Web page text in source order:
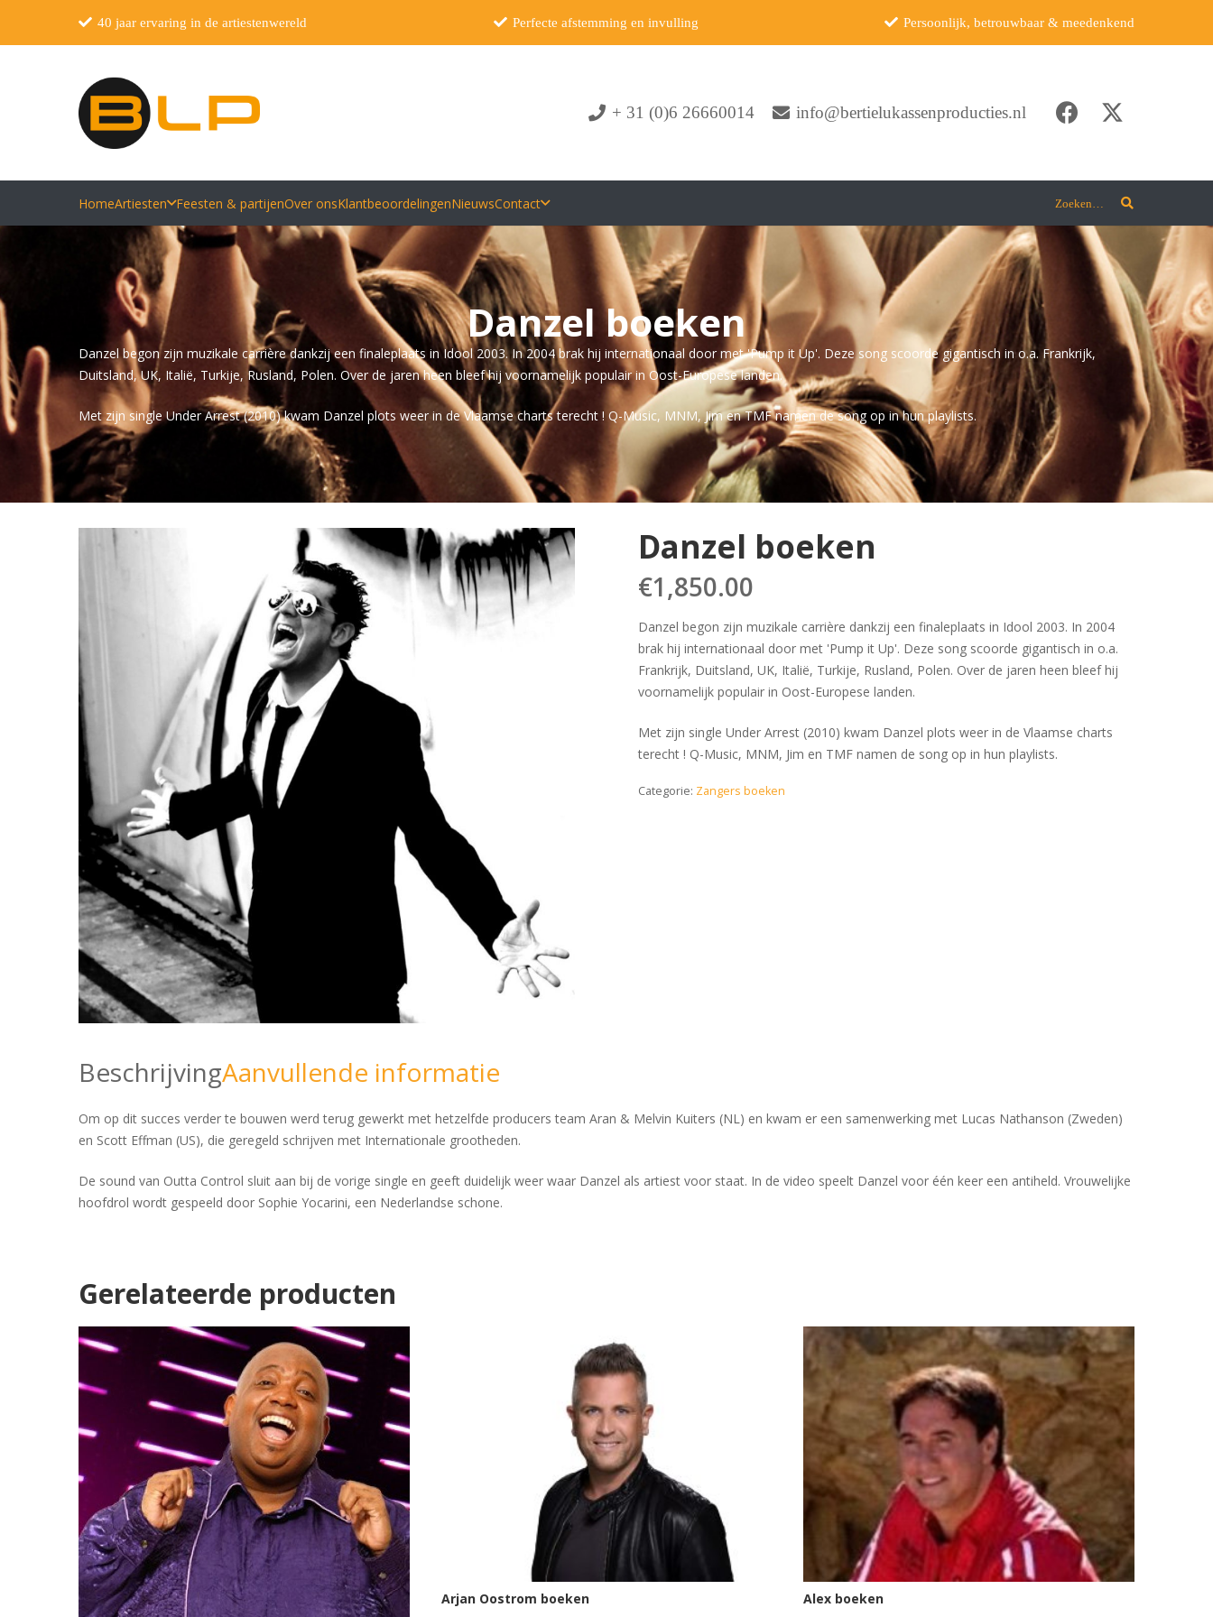
40 jaar ervaring in de artiestenwereld Perfecte afstemming en invulling Persoonlijk, betrouwbaar & meedenkend
+ 31 (0)6 26660014 info@bertielukassenproducties.nl
HomeArtiesten Feesten & partijenOver onsKlantbeoordelingenNieuwsContact Zoeken…
Danzel boeken
Danzel begon zijn muzikale carrière dankzij een finaleplaats in Idool 2003. In 2004 brak hij internationaal door met 'Pump it Up'. Deze song scoorde gigantisch in o.a. Frankrijk,
Duitsland, UK, Italië, Turkije, Rusland, Polen. Over de jaren heen bleef hij voornamelijk populair in Oost-Europese landen.
Met zijn single Under Arrest (2010) kwam Danzel plots weer in de Vlaamse charts terecht ! Q-Music, MNM, Jim en TMF namen de song op in hun playlists.
Danzel boeken
€1,850.00
Danzel begon zijn muzikale carrière dankzij een finaleplaats in Idool 2003. In 2004
brak hij internationaal door met 'Pump it Up'. Deze song scoorde gigantisch in o.a.
Frankrijk, Duitsland, UK, Italië, Turkije, Rusland, Polen. Over de jaren heen bleef hij
voornamelijk populair in Oost-Europese landen.
Met zijn single Under Arrest (2010) kwam Danzel plots weer in de Vlaamse charts
terecht ! Q-Music, MNM, Jim en TMF namen de song op in hun playlists.
Categorie: Zangers boeken
BeschrijvingAanvullende informatie
Om op dit succes verder te bouwen werd terug gewerkt met hetzelfde producers team Aran & Melvin Kuiters (NL) en kwam er een samenwerking met Lucas Nathanson (Zweden)
en Scott Effman (US), die geregeld schrijven met Internationale grootheden.
De sound van Outta Control sluit aan bij de vorige single en geeft duidelijk weer waar Danzel als artiest voor staat. In de video speelt Danzel voor één keer een antiheld. Vrouwelijke
hoofdrol wordt gespeeld door Sophie Yocarini, een Nederlandse schone.
Gerelateerde producten
Arjan Oostrom boeken Alex boeken